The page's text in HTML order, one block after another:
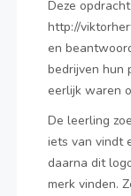
Deze
http://
en
bedrijven hun
eerlijk waren
De leerling
iets van vindt
daarna dit
merk vinden.